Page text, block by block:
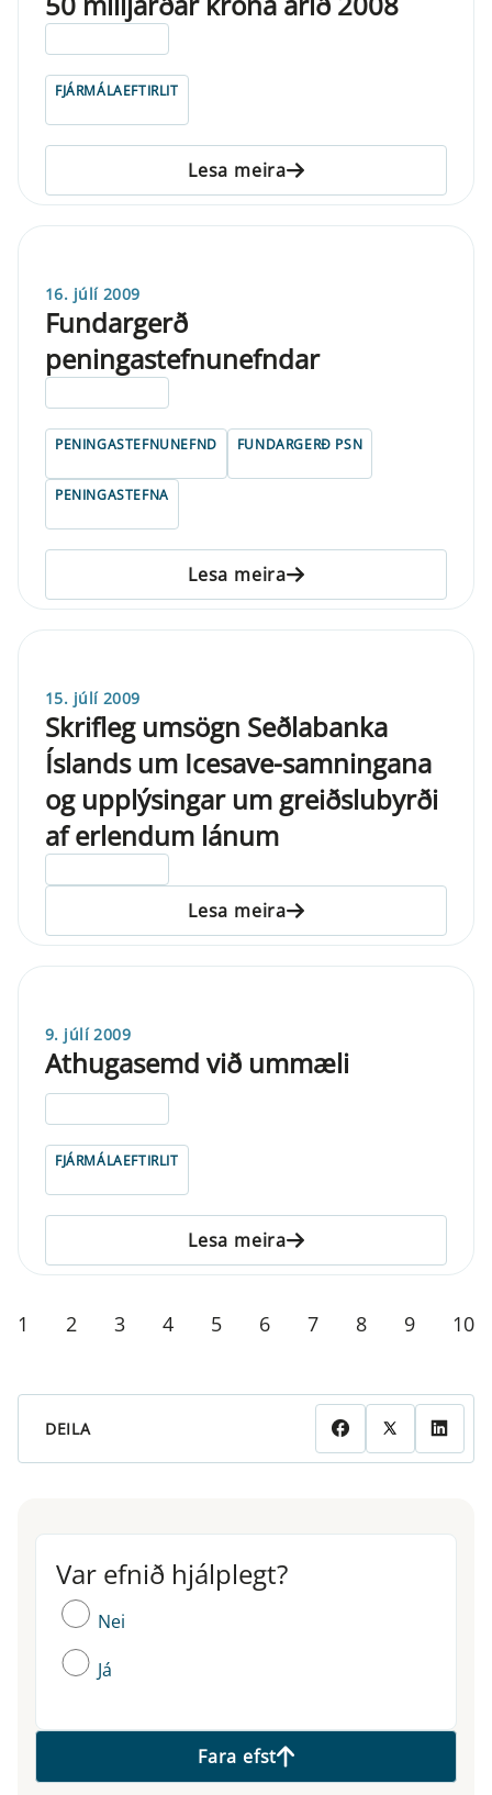
FJÁRMÁLAEFTIRLIT
Lesa meira
16. júlí 2009
Fundargerð
peningastefnunefndar
PENINGASTEFNUNEFND FUNDARGERÐ PSN
PENINGASTEFNA
Lesa meira
15. júlí 2009
Skrifleg umsögn Seðlabanka
Íslands um Icesave-samningana
og upplýsingar um greiðslubyrði
af erlendum lánum
Lesa meira
9. júlí 2009
Athugasemd við ummæli
FJÁRMÁLAEFTIRLIT
Lesa meira
1 2 3 4 5 6 7 8 9 10
DEILA
Var efnið hjálplegt?
Var efnið hjálplegt?
Nei
Já
Fara efst